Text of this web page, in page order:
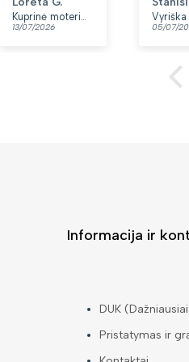
yra du skyriai.
👍
13/07/2026 05/07/
Informacija ir
DUK
Pristatymas ir